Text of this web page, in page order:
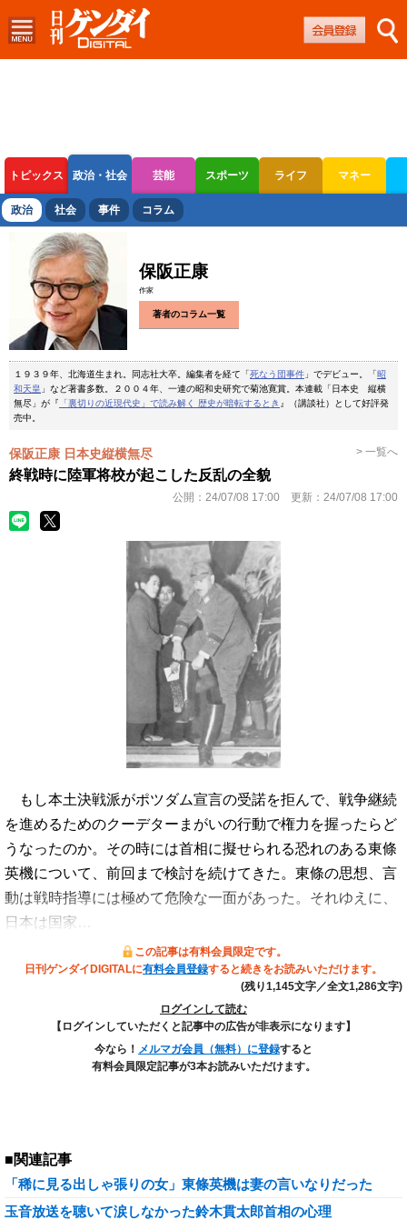
トピックス 政治・社会 芸能 スポーツ ライフ マネー
ボートレース 競輪 オートレース
政治 社会 事件 コラム
保阪正康
作家
著者のコラム一覧
１９３９年、北海道生まれ。同志社大卒。編集者を経て「死なう団事件 」でデビュー。「昭
和天皇 」など著書多数。２００４年、一連の昭和史研究で菊池寛賞。本連載「日本史 縦横
無尽」が『 「裏切りの近現代史」で読み解く 歴史が暗転するとき 』（講談社）として好評発
売中。
保阪正康 日本史縦横無尽 > 一覧へ
終戦時に陸軍将校が起こした反乱の全貌
公開： 24/07/08 17:00 更新： 24/07/08 17:00
もし本土決戦派がポツダム宣言の受諾を拒んで、戦争継続
を進めるためのクーデターまがいの行動で権力を握ったらど
うなったのか。その時には首相に擬せられる恐れのある東條
英機について、前回まで検討を続けてきた。東條の思想、言
動は戦時指導には極めて危険な一面があった。それゆえに、
日本は国家…
この記事は有料会員限定です。
日刊ゲンダイDIGITALに有料会員登録すると続きをお読みいただけます。
(残り1,145文字／全文1,286文字)
ログインして読む
【ログインしていただくと記事中の広告が非表示になります】
今なら！ メルマガ会員（無料）に登録すると
有料会員限定記事が3本お読みいただけます。
■関連記事
「稀に見る出しゃ張りの女」東條英機は妻の言いなりだった
玉音放送を聴いて涙しなかった鈴木貫太郎首相の心理